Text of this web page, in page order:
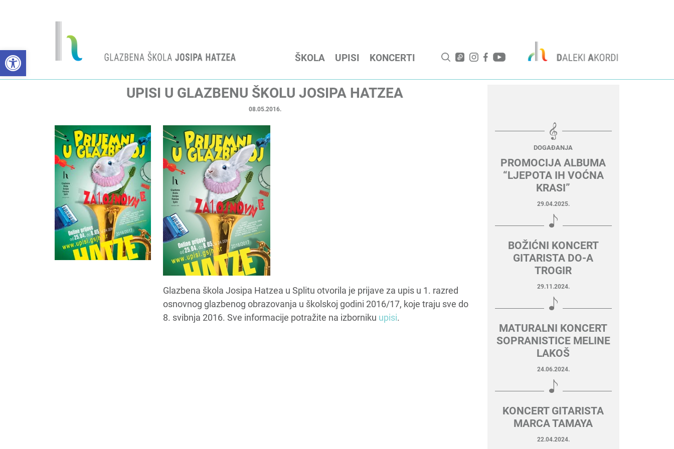
Open toolbar ŠKOLA UPISI KONCERTI
UPISI U GLAZBENU ŠKOLU JOSIPA HATZEA
08.05.2016.
Glazbena škola Josipa Hatzea u Splitu otvorila je prijave za upis u 1. razred
osnovnog glazbenog obrazovanja u školskoj godini 2016/17, koje traju sve do
8. svibnja 2016. Sve informacije potražite na izborniku upisi.
DOGAĐANJA
PROMOCIJA ALBUMA
“LJEPOTA IH VOĆNA
KRASI”
29.04.2025.
BOŽIĆNI KONCERT
GITARISTA DO-A
TROGIR
29.11.2024.
MATURALNI KONCERT
SOPRANISTICE MELINE
LAKOŠ
24.06.2024.
KONCERT GITARISTA
MARCA TAMAYA
22.04.2024.